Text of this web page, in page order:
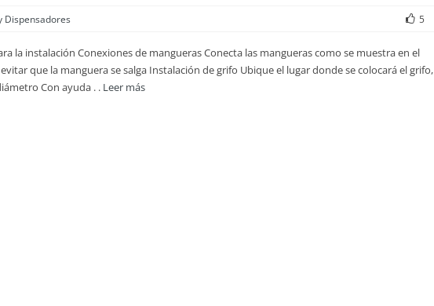
Dispensadores 5
la instalación Conexiones de mangueras Conecta las mangueras como se muestra en el
que la manguera se salga Instalación de grifo Ubique el lugar donde se colocará el grifo,
Con ayuda . . Leer más